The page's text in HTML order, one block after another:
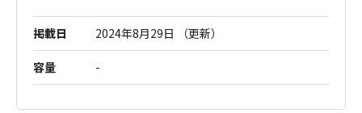
掲載日 2024年8月29日 （更新）
容量 -